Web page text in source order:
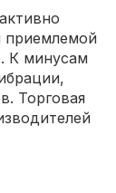
приемлемой
К минусам
Торговая